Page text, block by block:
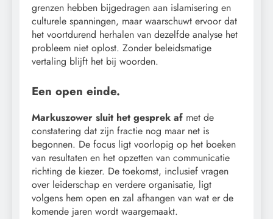
grenzen hebben bijgedragen aan islamisering en
culturele spanningen, maar waarschuwt ervoor dat
het voortdurend herhalen van dezelfde analyse het
probleem niet oplost. Zonder beleidsmatige
vertaling blijft het bij woorden.
Een open einde.
Markuszower sluit het gesprek af met de
constatering dat zijn fractie nog maar net is
begonnen. De focus ligt voorlopig op het boeken
van resultaten en het opzetten van communicatie
richting de kiezer. De toekomst, inclusief vragen
over leiderschap en verdere organisatie, ligt
volgens hem open en zal afhangen van wat er de
komende jaren wordt waargemaakt.